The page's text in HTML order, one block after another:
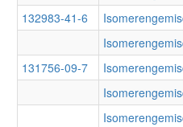
132983-41-6
131756-09-7